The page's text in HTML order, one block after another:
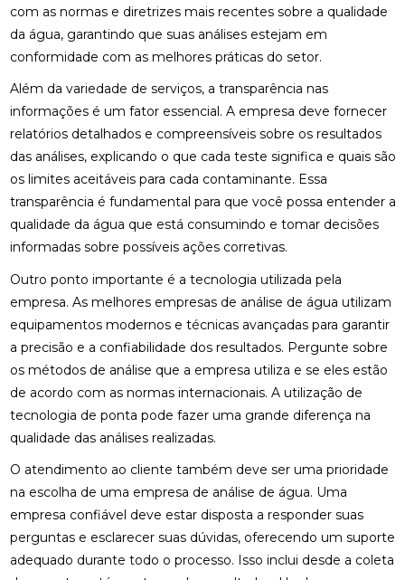
com as normas e diretrizes mais recentes sobre a qualidade
da água, garantindo que suas análises estejam em
conformidade com as melhores práticas do setor.
Além da variedade de serviços, a transparência nas
informações é um fator essencial. A empresa deve fornecer
relatórios detalhados e compreensíveis sobre os resultados
das análises, explicando o que cada teste significa e quais são
os limites aceitáveis para cada contaminante. Essa
transparência é fundamental para que você possa entender a
qualidade da água que está consumindo e tomar decisões
informadas sobre possíveis ações corretivas.
Outro ponto importante é a tecnologia utilizada pela
empresa. As melhores empresas de análise de água utilizam
equipamentos modernos e técnicas avançadas para garantir
a precisão e a confiabilidade dos resultados. Pergunte sobre
os métodos de análise que a empresa utiliza e se eles estão
de acordo com as normas internacionais. A utilização de
tecnologia de ponta pode fazer uma grande diferença na
qualidade das análises realizadas.
O atendimento ao cliente também deve ser uma prioridade
na escolha de uma empresa de análise de água. Uma
empresa confiável deve estar disposta a responder suas
perguntas e esclarecer suas dúvidas, oferecendo um suporte
adequado durante todo o processo. Isso inclui desde a coleta